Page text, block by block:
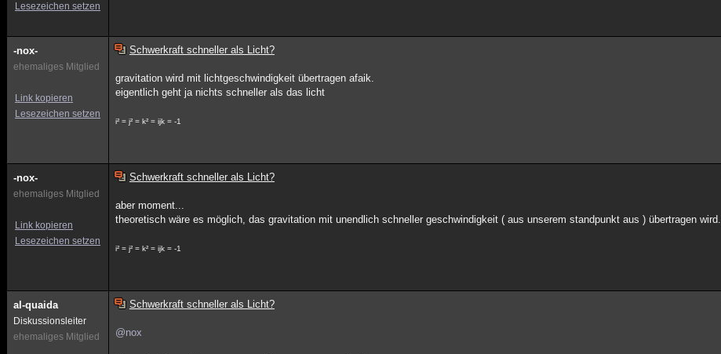
Lesezeichen setzen
-nox-
ehemaliges Mitglied
Link kopieren
Lesezeichen setzen
Schwerkraft schneller als Licht?
gravitation wird mit lichtgeschwindigkeit übertragen afaik.
eigentlich geht ja nichts schneller als das licht
i² = j² = k² = ijk = -1
-nox-
ehemaliges Mitglied
Link kopieren
Lesezeichen setzen
Schwerkraft schneller als Licht?
aber moment...
theoretisch wäre es möglich, das gravitation mit unendlich schneller geschwindigkeit ( aus unserem standpunkt aus ) übertragen wird.
i² = j² = k² = ijk = -1
al-quaida
Diskussionsleiter
ehemaliges Mitglied
Schwerkraft schneller als Licht?
@nox